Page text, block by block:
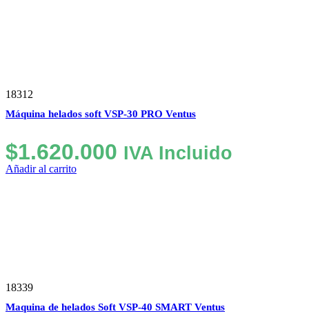
18312
Máquina helados soft VSP-30 PRO Ventus
$1.620.000 IVA Incluido
Añadir al carrito
18339
Maquina de helados Soft VSP-40 SMART Ventus